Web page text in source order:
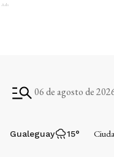
Ads
06 de agosto de
Gualeguay 15°